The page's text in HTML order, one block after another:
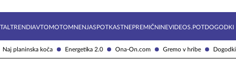
Naj planinska koča Energetika 2.0 Ona-On.com Gremo v hribe Dogodki
TRENDIAVTOMOTOMNENJASPOTKASTNEPREMIČNINEVIDEOS.POTDOGODKI